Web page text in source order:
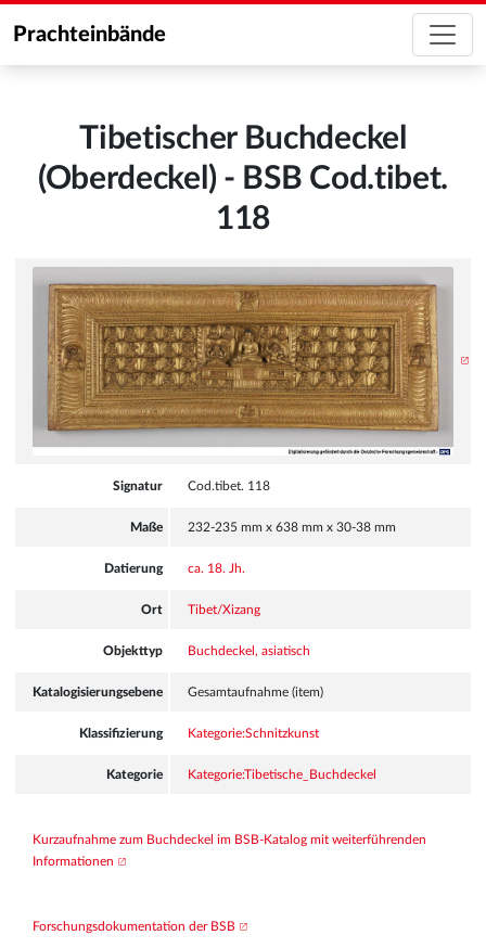
Prachteinbände
Tibetischer Buchdeckel
(Oberdeckel) - BSB Cod.tibet.
118
Signatur Cod.tibet. 118
Maße 232-235 mm x 638 mm x 30-38 mm
Datierung ca. 18. Jh.
Ort Tibet/Xizang
Objekttyp Buchdeckel, asiatisch
Katalogisierungsebene Gesamtaufnahme (item)
Klassifizierung Kategorie:Schnitzkunst
Kategorie Kategorie:Tibetische_Buchdeckel
Kurzaufnahme zum Buchdeckel im BSB-Katalog mit weiterführenden
Informationen
Forschungsdokumentation der BSB